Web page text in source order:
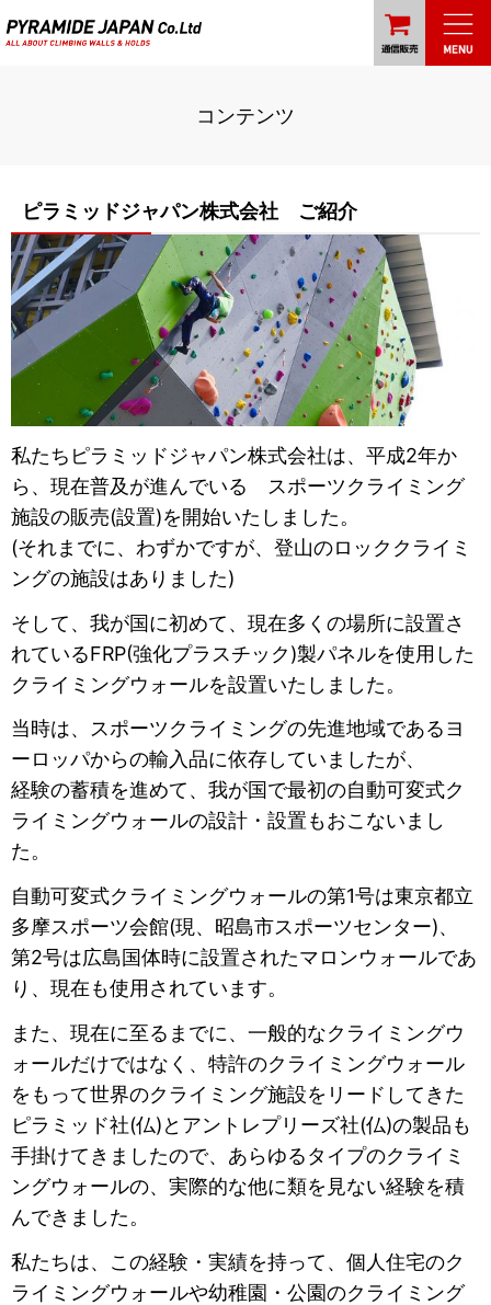
コンテンツ
ピラミッドジャパン株式会社 ご紹介
私たちピラミッドジャパン株式会社は、平成2年か
ら、現在普及が進んでいる スポーツクライミング
施設の販売(設置)を開始いたしました。
(それまでに、わずかですが、登山のロッククライミ
ングの施設はありました)
そして、我が国に初めて、現在多くの場所に設置さ
れているFRP(強化プラスチック)製パネルを使用した
クライミングウォールを設置いたしました。
当時は、スポーツクライミングの先進地域であるヨ
ーロッパからの輸入品に依存していましたが、
経験の蓄積を進めて、我が国で最初の自動可変式ク
ライミングウォールの設計・設置もおこないまし
た。
自動可変式クライミングウォールの第1号は東京都立
多摩スポーツ会館(現、昭島市スポーツセンター)、
第2号は広島国体時に設置されたマロンウォールであ
り、現在も使用されています。
また、現在に至るまでに、一般的なクライミングウ
ォールだけではなく、特許のクライミングウォール
をもって世界のクライミング施設をリードしてきた
ピラミッド社(仏)とアントレプリーズ社(仏)の製品も
手掛けてきましたので、あらゆるタイプのクライミ
ングウォールの、実際的な他に類を見ない経験を積
んできました。
私たちは、この経験・実績を持って、個人住宅のク
ライミングウォールや幼稚園・公園のクライミング